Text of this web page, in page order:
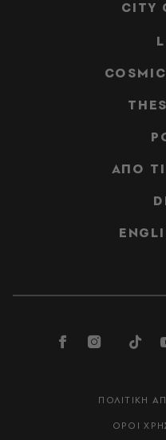
CITY
ΑΠΟ
ΠΟΛΙΤΙΚΗ
ΟΡΟΙ